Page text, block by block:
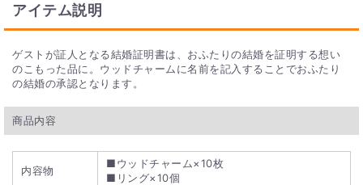
アイテム説明
ゲストが証人となる結婚証明書は、おふたりの結婚を証明する想い
のこもった品に。ウッドチャームに名前を記入することでおふたり
の結婚の承認となります。
商品内容
内容物
■ウッドチャーム×10枚
■リング×10個